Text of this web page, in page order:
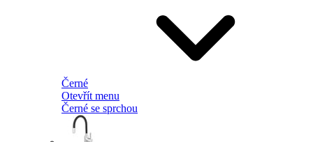
Černé
Otevřít menu
Černé se sprchou